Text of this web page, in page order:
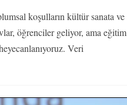
koşulların kültür sanata ve
öğrenciler geliyor, ama eğitim
Veri